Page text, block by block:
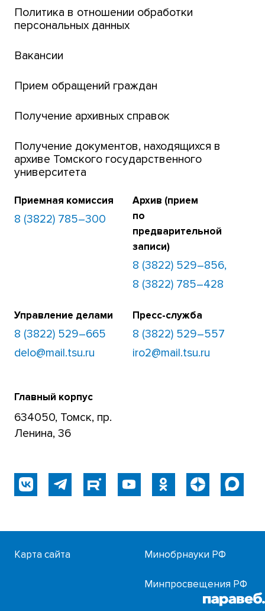
Интернет-лицей
Открытые онлайн-курсы (MOOCs)
Платежи онлайн
Банк инициатив по развитию университета
Политика в отношении обработки
персональных данных
Вакансии
Прием обращений граждан
Получение архивных справок
Получение документов, находящихся в
архиве Томского государственного
университета
Приемная комиссия
8 (3822) 785–300
Архив (прием
по
предварительной
записи)
8 (3822) 529–856,
8 (3822) 785–428
Управление делами
8 (3822) 529–665
delo@mail.tsu.ru
Пресс-служба
8 (3822) 529–557
iro2@mail.tsu.ru
Главный корпус
634050, Томск, пр.
Ленина, 36
Карта сайта Минобрнауки РФ
Минпросвещения РФ